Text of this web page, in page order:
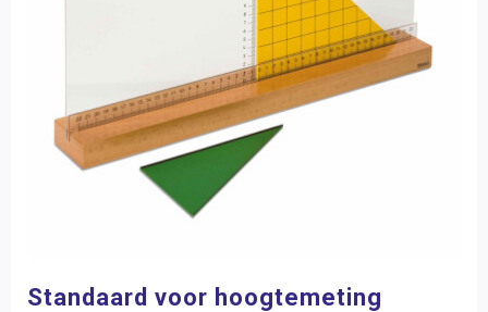
Standaard voor hoogtemeting